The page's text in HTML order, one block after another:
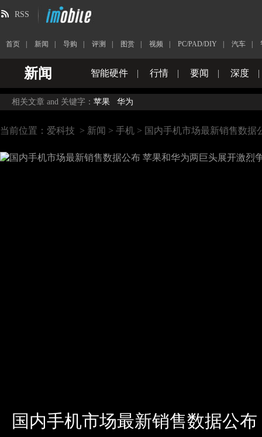
RSS
首页 新闻 导购 评测 图赏 视频 PC/PAD/DIY 汽车
新闻 智能硬件 | 行情 | 要闻 | 深度 |
相关文章 and 关键字： 苹果 华为
当前位置： 爱科技 > 新闻 > 手机 > 国内手机市场最新销售数据
国内手机市场最新销售数据公